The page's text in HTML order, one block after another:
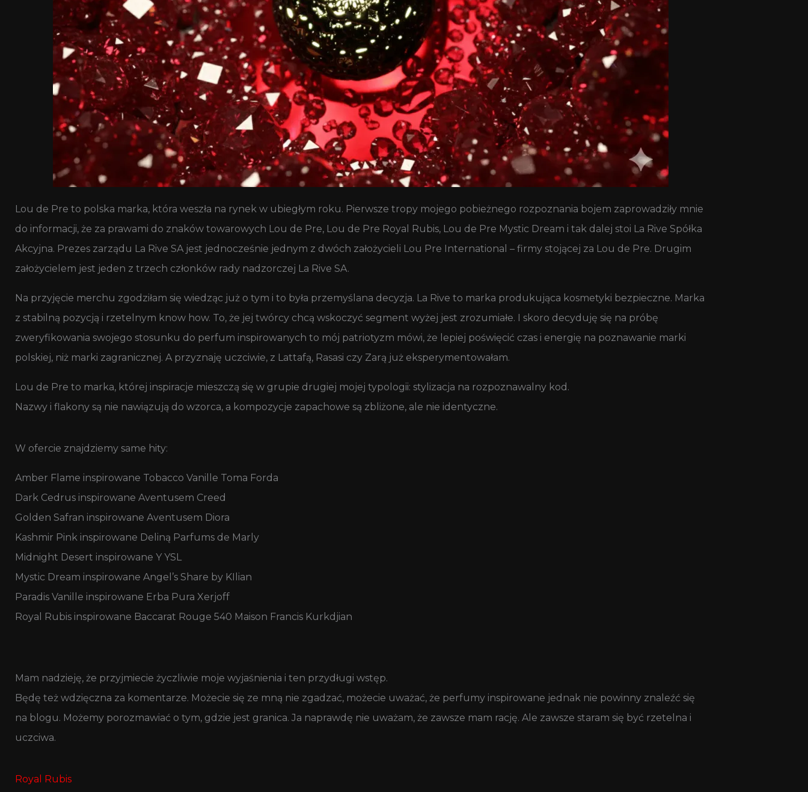
Lou de Pre to polska marka, która weszła na rynek w ubiegłym roku. Pierwsze tropy mojego pobieżnego rozpoznania bojem zaprowadziły mnie
do informacji, że za prawami do znaków towarowych Lou de Pre, Lou de Pre Royal Rubis, Lou de Pre Mystic Dream i tak dalej stoi La Rive Spółka
Akcyjna. Prezes zarządu La Rive SA jest jednocześnie jednym z dwóch założycieli Lou Pre International – firmy stojącej za Lou de Pre. Drugim
założycielem jest jeden z trzech członków rady nadzorczej La Rive SA.
Na przyjęcie merchu zgodziłam się wiedząc już o tym i to była przemyślana decyzja. La Rive to marka produkująca kosmetyki bezpieczne. Marka
z stabilną pozycją i rzetelnym know how. To, że jej twórcy chcą wskoczyć segment wyżej jest zrozumiałe. I skoro decyduję się na próbę
zweryfikowania swojego stosunku do perfum inspirowanych to mój patriotyzm mówi, że lepiej poś‌więcić czas i energię na poznawanie marki
polskiej, niż marki zagranicznej. A przyznaję uczciwie, z Lattafą, Rasasi czy Zarą już eksperymentowałam.
Lou de Pre to marka, której inspiracje mieszczą się w grupie drugiej mojej typologii: stylizacja na rozpoznawalny kod.
Nazwy i flakony są nie nawiązują do wzorca, a kompozycje zapachowe są zbliżone, ale nie identyczne.
W ofercie znajdziemy same hity:
Amber Flame inspirowane Tobacco Vanille Toma Forda
Dark Cedrus inspirowane Aventusem Creed
Golden Safran inspirowane Aventusem Diora
Kashmir Pink inspirowane Deliną Parfums de Marly
Midnight Desert inspirowane Y YSL
Mystic Dream inspirowane Angel’s Share by KIlian
Paradis Vanille inspirowane Erba Pura Xerjoff
Royal Rubis inspirowane Baccarat Rouge 540 Maison Francis Kurkdjian
Mam nadzieję, że przyjmiecie życzliwie moje wyjaśnienia i ten przydługi wstęp.
Będę też wdzięczna za komentarze. Możecie się ze mną nie zgadzać, możecie uważać, że perfumy inspirowane jednak nie powinny znaleźć się
na blogu. Możemy porozmawiać o tym, gdzie jest granica. Ja naprawdę nie uważam, że zawsze mam rację. Ale zawsze staram się być rzetelna i
uczciwa.
Royal Rubis